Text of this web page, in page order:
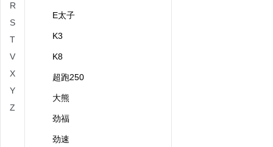
R
S
T
V
X
Y
Z
E太子
K3
K8
超跑250
大熊
劲福
劲速